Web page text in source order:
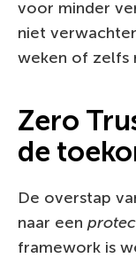
voor minder
niet
weken of zelfs
Zero
de
De overstap
naar een
framework is